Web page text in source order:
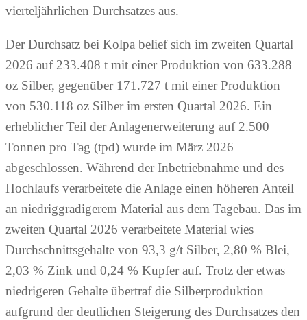
vierteljährlichen Durchsatzes aus.
Der Durchsatz bei Kolpa belief sich im zweiten Quartal
2026 auf 233.408 t mit einer Produktion von 633.288
oz Silber, gegenüber 171.727 t mit einer Produktion
von 530.118 oz Silber im ersten Quartal 2026. Ein
erheblicher Teil der Anlagenerweiterung auf 2.500
Tonnen pro Tag (tpd) wurde im März 2026
abgeschlossen. Während der Inbetriebnahme und des
Hochlaufs verarbeitete die Anlage einen höheren Anteil
an niedriggradigerem Material aus dem Tagebau. Das im
zweiten Quartal 2026 verarbeitete Material wies
Durchschnittsgehalte von 93,3 g/t Silber, 2,80 % Blei,
2,03 % Zink und 0,24 % Kupfer auf. Trotz der etwas
niedrigeren Gehalte übertraf die Silberproduktion
aufgrund der deutlichen Steigerung des Durchsatzes den